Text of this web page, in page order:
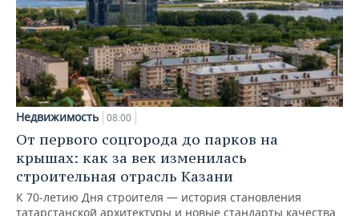
Недвижимость 08:00
От первого соцгорода до парков на
крышах: как за век изменилась
строительная отрасль Казани
К 70-летию Дня строителя — история становления
татарстанской архитектуры и новые стандарты качества